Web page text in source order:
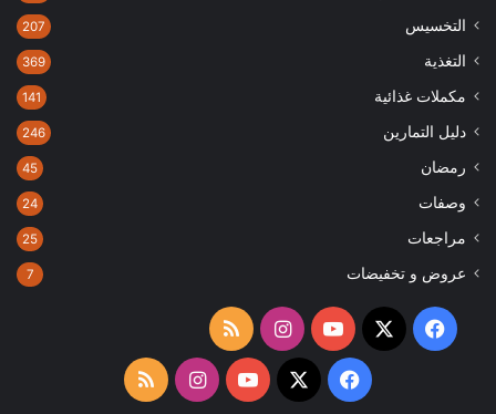
التخسيس 207
التغذية 369
مكملات غذائية 141
دليل التمارين 246
رمضان 45
وصفات 24
مراجعات 25
عروض و تخفيضات 7
فيسبوك
‫X
‫YouTubeانستقرامملخص
الموقع
فيسبوك
‫X
‫YouTubeانستقرامملخص